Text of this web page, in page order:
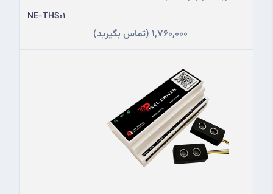
NE-THS01
1,760,000 (تماس بگیرید)